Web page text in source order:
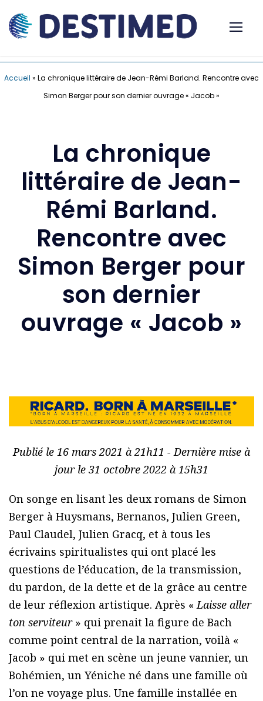
Accueil » La chronique littéraire de Jean-Rémi Barland. Rencontre avec
Simon Berger pour son dernier ouvrage « Jacob »
La chronique
littéraire de Jean-
Rémi Barland.
Rencontre avec
Simon Berger pour
son dernier
ouvrage « Jacob »
Publié le 16 mars 2021 à 21h11 - Dernière mise à
jour le 31 octobre 2022 à 15h31
On songe en lisant les deux romans de Simon
Berger à Huysmans, Bernanos, Julien Green,
Paul Claudel, Julien Gracq, et à tous les
écrivains spiritualistes qui ont placé les
questions de l’éducation, de la transmission,
du pardon, de la dette et de la grâce au centre
de leur réflexion artistique. Après «Laisse aller
ton serviteur» qui prenait la figure de Bach
comme point central de la narration, voilà «
Jacob » qui met en scène un jeune vannier, un
Bohémien, un Yéniche né dans une famille où
l’on ne voyage plus. Une famille installée en